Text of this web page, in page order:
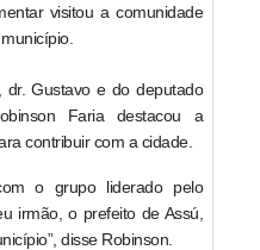
visitou a comunidade
Gustavo e do deputado
Faria destacou a
contribuir com a cidade.
o grupo liderado pelo
irmão, o prefeito de Assú,
disse Robinson.